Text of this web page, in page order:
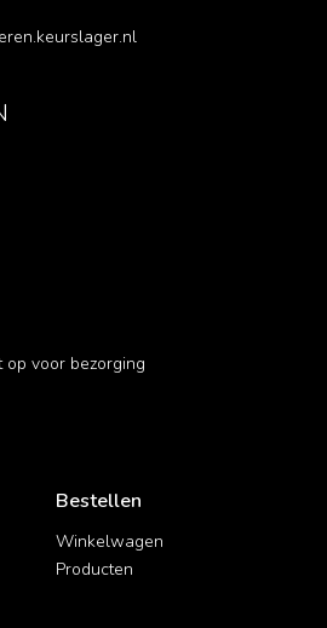
op voor bezorging
Bestellen
Winkelwagen
Producten